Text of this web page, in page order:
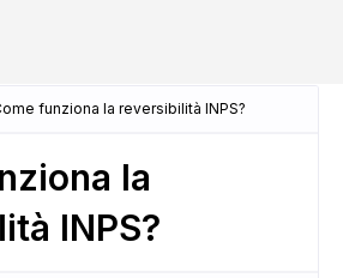
funziona la reversibilità INPS?
la
INPS?